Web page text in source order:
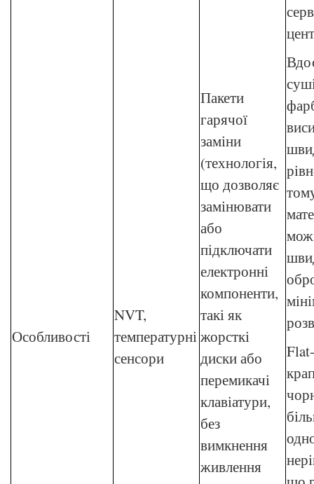
Особливості
NVT,
температурні
сенсори
Пакети
гарячої
заміни
(технологія,
що дозволяє
замінювати
або
підключати
електронні
компоненти,
такі як
жорсткі
диски або
перемикачі
клавіатури,
без
вимкнення
живлення